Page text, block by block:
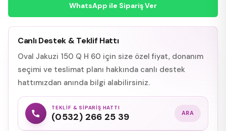
WhatsApp ile Sipariş Ver
Canlı Destek & Teklif Hattı
Oval Jakuzi 150 Q H 60 için size özel fiyat, donanım
seçimi ve teslimat planı hakkında canlı destek
hattımızdan anında bilgi alabilirsiniz.
TEKLIF & SIPARIŞ HATTI
(0532) 266 25 39 ARA